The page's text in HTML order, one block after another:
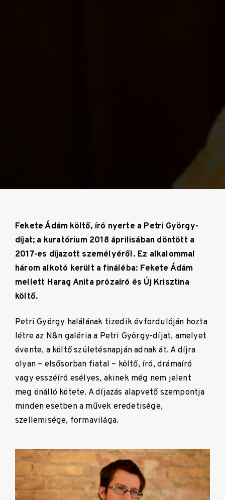
Fekete Ádám költő, író nyerte a Petri György-
díjat; a kuratórium 2018 áprilisában döntött a
2017-es díjazott személyéről. Ez alkalommal
három alkotó került a fináléba: Fekete Ádám
mellett Harag Anita prózaíró és Új Krisztina
költő.
Petri György halálának tizedik évfordulóján hozta
létre az N&n galéria a Petri György-díjat, amelyet
évente, a költő születésnapján adnak át. A díjra
olyan – elsősorban fiatal – költő, író, drámaíró
vagy esszéíró esélyes, akinek még nem jelent
meg önálló kötete. A díjazás alapvető szempontja
minden esetben a művek eredetisége,
szellemisége, formavilága.